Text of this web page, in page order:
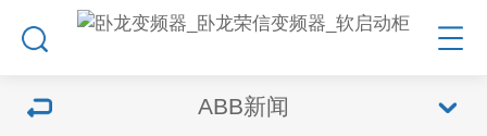
ABB新闻